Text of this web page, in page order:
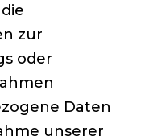
zur
oder
Daten
unserer